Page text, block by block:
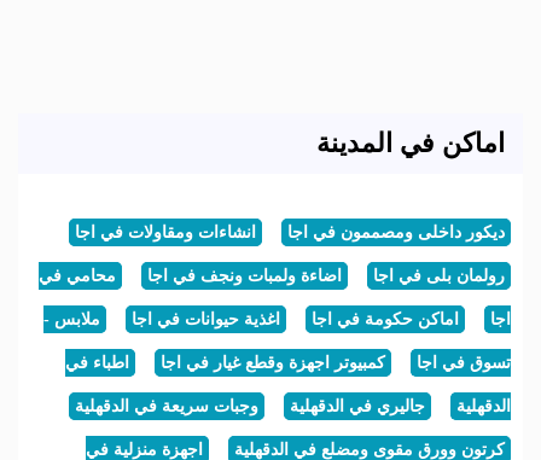
اماكن في المدينة
ديكور داخلى ومصممون في اجا انشاءات ومقاولات في اجا
رولمان بلى في اجا اضاءة ولمبات ونجف في اجا محامي في
اجا اماكن حكومة في اجا اغذية حيوانات في اجا ملابس -
تسوق في اجا كمبيوتر اجهزة وقطع غيار في اجا اطباء في
الدقهلية جاليري في الدقهلية وجبات سريعة في الدقهلية
كرتون وورق مقوى ومضلع في الدقهلية اجهزة منزلية في